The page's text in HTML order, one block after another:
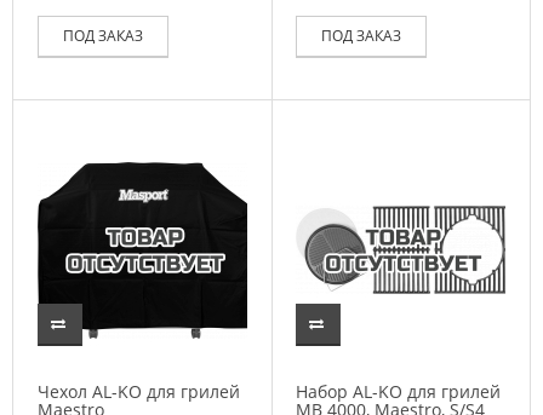
ПОД ЗАКАЗ ПОД ЗАКАЗ
Чехол AL-KO для грилей
Maestro
Набор AL-KO для грилей
MB 4000, Maestro, S/S4